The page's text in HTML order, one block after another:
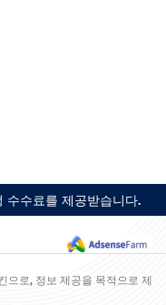
수료를 제공받습니다.
로, 정보 제공을 목적으로 제